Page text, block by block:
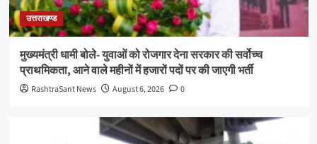
उत्तराखण्ड
मुख्यमंत्री धामी बोले- युवाओं को रोजगार देना सरकार की सर्वोच्च
प्राथमिकता, आने वाले महीनों में हजारों पदों पर की जाएगी भर्ती
RashtraSant News August 6, 2026 0